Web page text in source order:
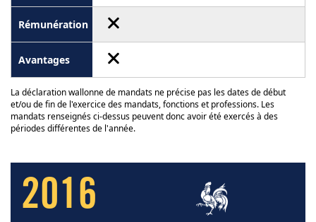
La déclaration wallonne de mandats ne précise pas les dates de début
et/ou de fin de l'exercice des mandats, fonctions et professions. Les
mandats renseignés ci-dessus peuvent donc avoir été exercés à des
périodes différentes de l'année.
2016